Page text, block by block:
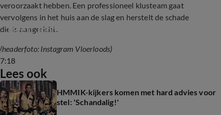
veroorzaakt hebben. Een professioneel klusteam gaat
vervolgens in het huis aan de slag en herstelt de schade
die is aangericht.
7:18
Heeft John Williams botox in zijn gezicht?!
(headerfoto: Instagram Vloerloods)
Lees ook
HMMIK-kijkers komen met hard advies voor
stel: 'Schandalig!'